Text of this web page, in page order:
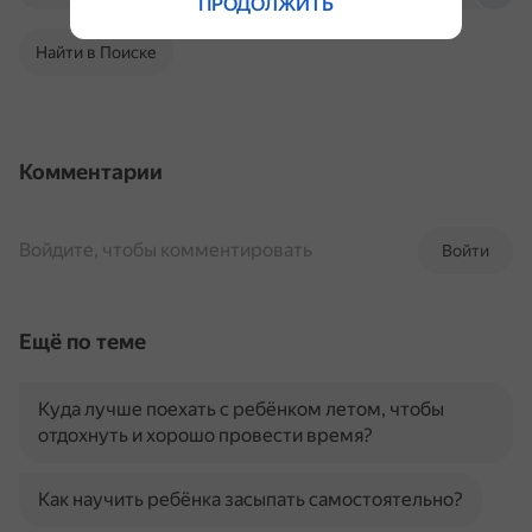
Найти в Поиске
Комментарии
Войти
Войдите, чтобы комментировать
Ещё по теме
Куда лучше поехать с ребёнком летом, чтобы
отдохнуть и хорошо провести время?
Как научить ребёнка засыпать самостоятельно?